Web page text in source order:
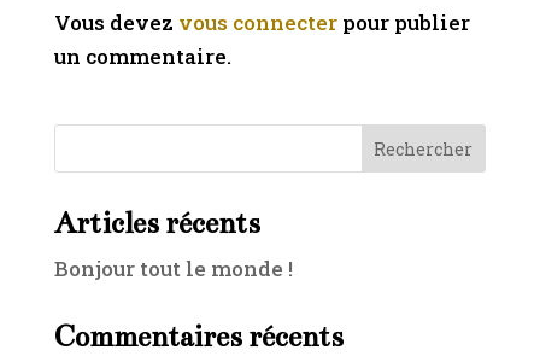
Vous devez vous connecterpour publier
un commentaire.
Rechercher
Articles récents
Bonjour tout le monde !
Commentaires récents